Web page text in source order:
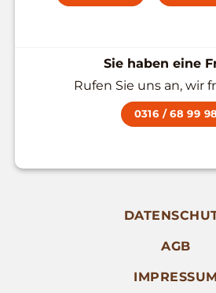
Sie haben eine
Rufen Sie uns an, wir
0316 / 68 99 98
AGB
IMPRESSUM